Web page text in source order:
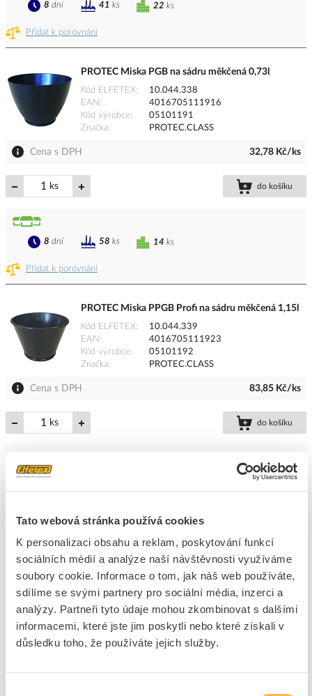
Tato webová stránka používá cookies
K personalizaci obsahu a reklam, poskytování funkcí
sociálních médií a analýze naší návštěvnosti využíváme
soubory cookie. Informace o tom, jak náš web používáte,
sdílíme se svými partnery pro sociální média, inzerci a
analýzy. Partneři tyto údaje mohou zkombinovat s dalšími
informacemi, které jste jim poskytli nebo které získali v
důsledku toho, že používáte jejich služby.
Přidat k porovnání
22 ks
8 dní 41 ks
PROTEC Miska PGB na sádru měkčená 0,73l
Kód ELFETEX
10.044.338
EAN
4016705111916
Kód výrobce
05101191
Značka
PROTEC.CLASS
Cena s DPH 32,78 Kč/ks
ks do košíku
Přidat k porovnání
14 ks
8 dní 58 ks
PROTEC Miska PPGB Profi na sádru měkčená 1,15l
Kód ELFETEX
10.044.339
EAN
4016705111923
Kód výrobce
05101192
Značka
PROTEC.CLASS
Cena s DPH 83,85 Kč/ks
ks do košíku
8dní
PROTEC Stěrka PMES30 šířka 30mm
Kód ELFETEX
10.044.253
EAN
4016705111930
Kód výrobce
05101193
Značka
Cena s DPH 56,12 Kč/ks